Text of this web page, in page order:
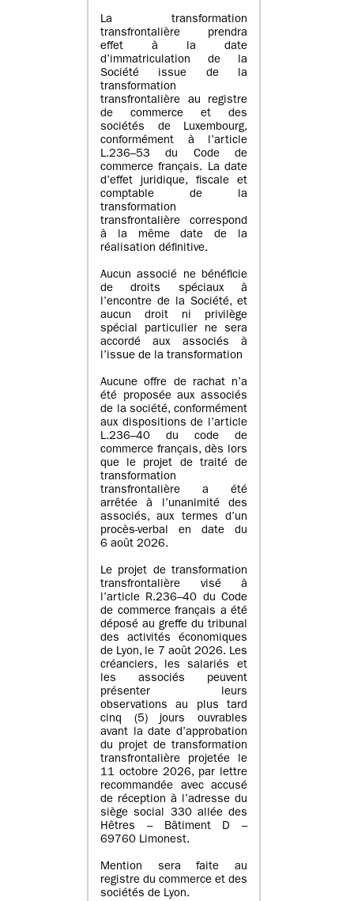
La transformation
transfrontalière prendra
effet à la date
d’immatriculation de la
Société issue de la
transformation
transfrontalière au registre
de commerce et des
sociétés de Luxembourg,
conformément à l’article
L.236–53 du Code de
commerce français. La date
d’effet juridique, fiscale et
comptable de la
transformation
transfrontalière correspond
à la même date de la
réalisation définitive.
Aucun associé ne bénéficie
de droits spéciaux à
l’encontre de la Société, et
aucun droit ni privilège
spécial particulier ne sera
accordé aux associés à
l’issue de la transformation
Aucune offre de rachat n’a
été proposée aux associés
de la société, conformément
aux dispositions de l’article
L.236–40 du code de
commerce français, dès lors
que le projet de traité de
transformation
transfrontalière a été
arrêtée à l’unanimité des
associés, aux termes d’un
procès-verbal en date du
6 août 2026.
Le projet de transformation
transfrontalière visé à
l’article R.236–40 du Code
de commerce français a été
déposé au greffe du tribunal
des activités économiques
de Lyon, le 7 août 2026. Les
créanciers, les salariés et
les associés peuvent
présenter leurs
observations au plus tard
cinq (5) jours ouvrables
avant la date d’approbation
du projet de transformation
transfrontalière projetée le
11 octobre 2026, par lettre
recommandée avec accusé
de réception à l’adresse du
siège social 330 allée des
Hêtres – Bâtiment D –
69760 Limonest.
Mention sera faite au
registre du commerce et des
sociétés de Lyon.